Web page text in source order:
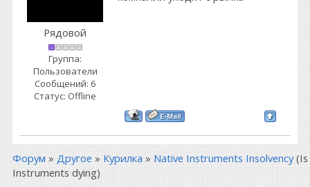
Рядовой
Группа:
Пользователи
Сообщений: 6
Статус: Offline
Форум » Другое » Курилка » Native Instruments Insolvency
Instruments dying)